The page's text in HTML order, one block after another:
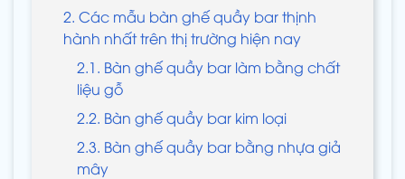
2. Các mẫu bàn ghế quầy bar thịnh
hành nhất trên thị trường hiện nay
2.1. Bàn ghế quầy bar làm bằng chất
liệu gỗ
2.2. Bàn ghế quầy bar kim loại
2.3. Bàn ghế quầy bar bằng nhựa giả
mây